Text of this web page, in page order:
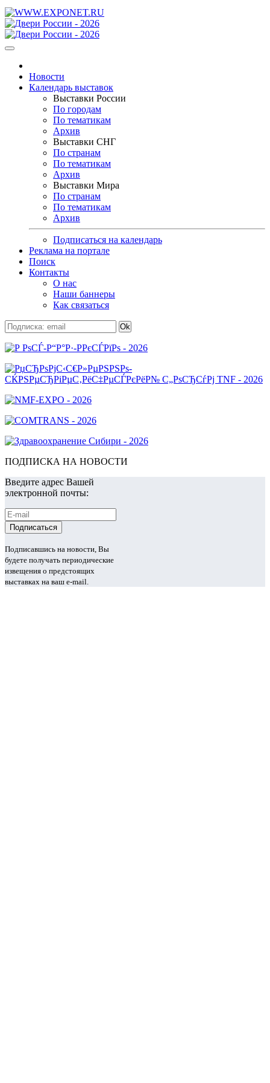
Новости
Календарь выставок
Выставки России
По городам
По тематикам
Архив
Выставки СНГ
По странам
По тематикам
Архив
Выставки Мира
По странам
По тематикам
Архив
Подписаться на календарь
Реклама на портале
Поиск
Контакты
О нас
Наши баннеры
Как связаться
ПОДПИСКА НА НОВОСТИ
Введите адрес Вашей
электронной почты:
Подписавшись на новости, Вы
будете получать периодические
извещения о предстоящих
выставках на ваш e-mail.